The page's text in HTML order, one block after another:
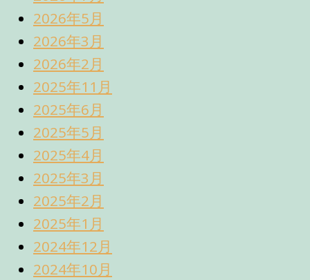
2026年5月
2026年3月
2026年2月
2025年11月
2025年6月
2025年5月
2025年4月
2025年3月
2025年2月
2025年1月
2024年12月
2024年10月